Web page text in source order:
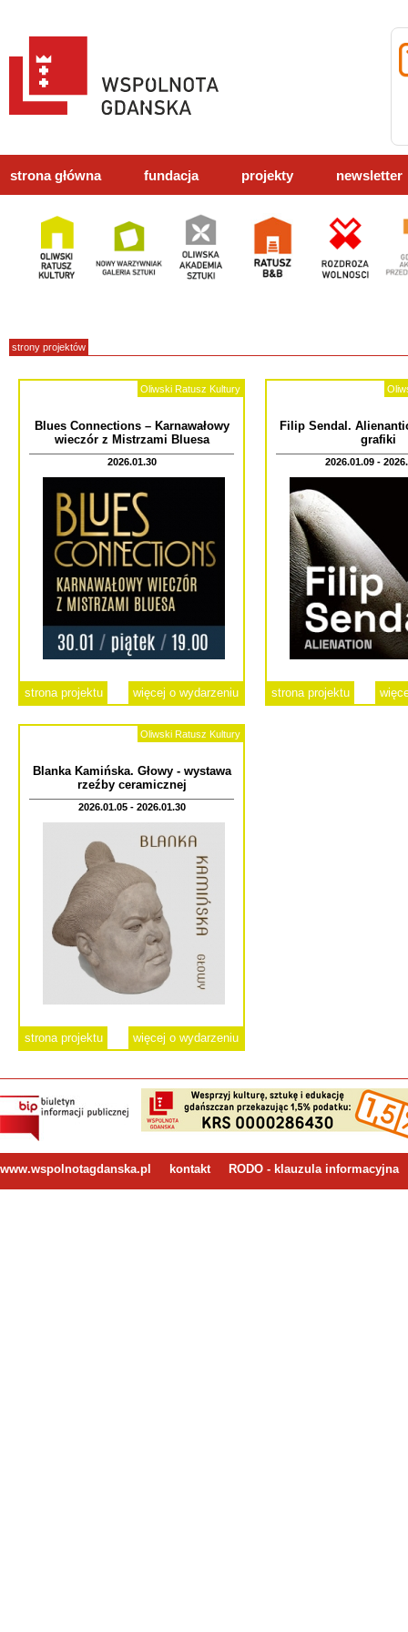
strona główna fundacja projekty newsletter
strony projektów
Oliwski Ratusz Kultury
Blues Connections – Karnawałowy
wieczór z Mistrzami Bluesa
2026.01.30
strona projektu więcej o wydarzeniu
Filip Sendal.
grafiki
2026.01.09 -
strona projektu
Oliwski Ratusz Kultury
Blanka Kamińska. Głowy - wystawa
rzeźby ceramicznej
2026.01.05 - 2026.01.30
strona projektu więcej o wydarzeniu
www.wspolnotagdanska.pl kontakt RODO - klauzula informacyjna